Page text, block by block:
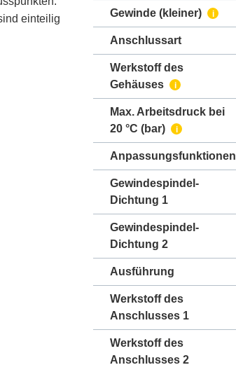
einteilig
Gewinde (kleiner) i
Anschlussart
Werkstoff des
Gehäuses
i
Max. Arbeitsdruck bei
20 °C (bar)
i
Anpassungsfunktionen
Gewindespindel-
Dichtung 1
Gewindespindel-
Dichtung 2
Ausführung
Werkstoff des
Anschlusses 1
Werkstoff des
Anschlusses 2